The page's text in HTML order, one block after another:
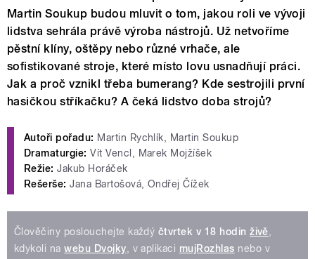
Martin Soukup budou mluvit o tom, jakou roli ve vývoji
lidstva sehrála právě výroba nástrojů. Už netvoříme
pěstní klíny, oštěpy nebo různé vrhače, ale
sofistikované stroje, které místo lovu usnadňují práci.
Jak a proč vznikl třeba bumerang? Kde sestrojili první
hasičkou stříkačku? A čeká lidstvo doba strojů?
Autoři pořadu: Martin Rychlík, Martin Soukup
Dramaturgie: Vít Vencl, Marek Mojžíšek
Režie: Jakub Horáček
Rešerše: Jana Bartošová, Ondřej Čížek
Člověčiny poslouchejte každý čtvrtek v 18 hodin živě,
kdykoli nawebu Dvojky, v aplikaci mujRozhlas nebo v